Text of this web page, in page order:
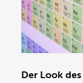
Der Look